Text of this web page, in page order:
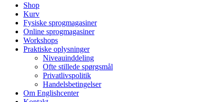
Shop
Kurv
Fysiske sprogmagasiner
Online sprogmagasiner
Workshops
Praktiske oplysninger
Niveauinddeling
Ofte stillede spørgsmål
Privatlivspolitik
Handelsbetingelser
Om Englishcenter